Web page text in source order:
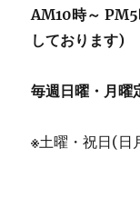
AM10時～ PM5
しております)
毎週日曜・月曜
※土曜・祝日(日